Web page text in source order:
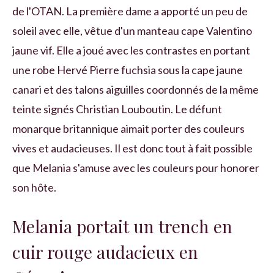
de l'OTAN. La première dame a apporté un peu de
soleil avec elle, vêtue d'un manteau cape Valentino
jaune vif. Elle a joué avec les contrastes en portant
une robe Hervé Pierre fuchsia sous la cape jaune
canari et des talons aiguilles coordonnés de la même
teinte signés Christian Louboutin. Le défunt
monarque britannique aimait porter des couleurs
vives et audacieuses. Il est donc tout à fait possible
que Melania s'amuse avec les couleurs pour honorer
son hôte.
Melania portait un trench en
cuir rouge audacieux en